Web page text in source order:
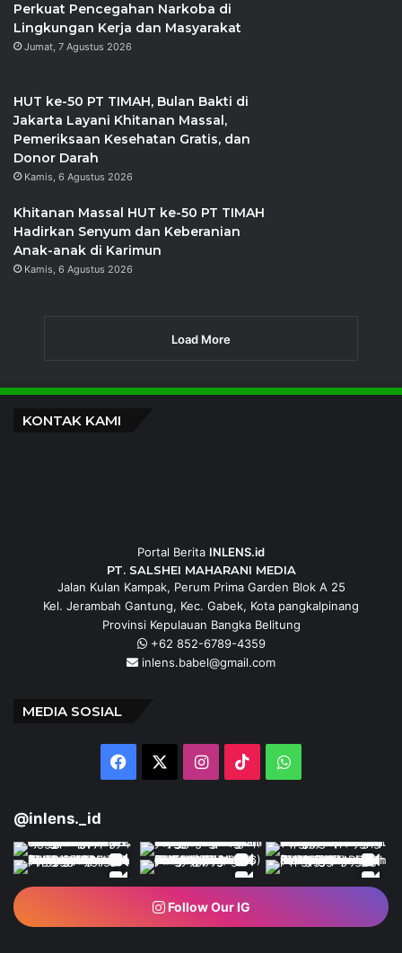
Perkuat Pencegahan Narkoba di
Lingkungan Kerja dan Masyarakat
Jumat, 7 Agustus 2026
HUT ke-50 PT TIMAH, Bulan Bakti di
Jakarta Layani Khitanan Massal,
Pemeriksaan Kesehatan Gratis, dan
Donor Darah
Kamis, 6 Agustus 2026
Khitanan Massal HUT ke-50 PT TIMAH
Hadirkan Senyum dan Keberanian
Anak-anak di Karimun
Kamis, 6 Agustus 2026
Load More
KONTAK KAMI
Portal Berita INLENS.id
PT. SALSHEI MAHARANI MEDIA
Jalan Kulan Kampak, Perum Prima Garden Blok A 25
Kel. Jerambah Gantung, Kec. Gabek, Kota pangkalpinang
Provinsi Kepulauan Bangka Belitung
+62 852-6789-4359
inlens.babel@gmail.com
MEDIA SOSIAL
Facebook Instagram
TikTokWhatsApp
@inlens._id
Follow Our IG